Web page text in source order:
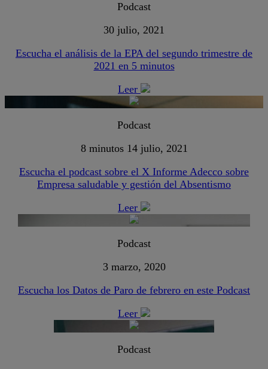
Podcast
30 julio, 2021
Escucha el análisis de la EPA del segundo trimestre de
2021 en 5 minutos
Leer
Podcast
8 minutos 14 julio, 2021
Escucha el podcast sobre el X Informe Adecco sobre
Empresa saludable y gestión del Absentismo
Leer
Podcast
3 marzo, 2020
Escucha los Datos de Paro de febrero en este Podcast
Leer
Podcast